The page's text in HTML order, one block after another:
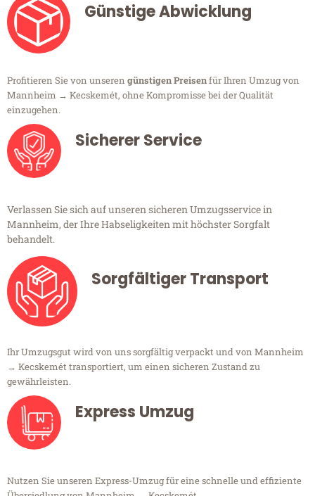
Günstige Abwicklung
Profitieren Sie von unseren günstigen Preisenfür Ihren Umzug von
Mannheim → Kecskemét, ohne Kompromisse bei der Qualität
einzugehen.
Sicherer Service
Verlassen Sie sich auf unseren sicheren Umzugsservice in
Mannheim, der Ihre Habseligkeiten mit höchster Sorgfalt
behandelt.
Sorgfältiger Transport
Ihr Umzugsgut wird von uns sorgfältig verpackt und von Mannheim
→ Kecskemét transportiert, um einen sicheren Zustand zu
gewährleisten.
Express Umzug
Nutzen Sie unseren Express-Umzug für eine schnelle und effiziente